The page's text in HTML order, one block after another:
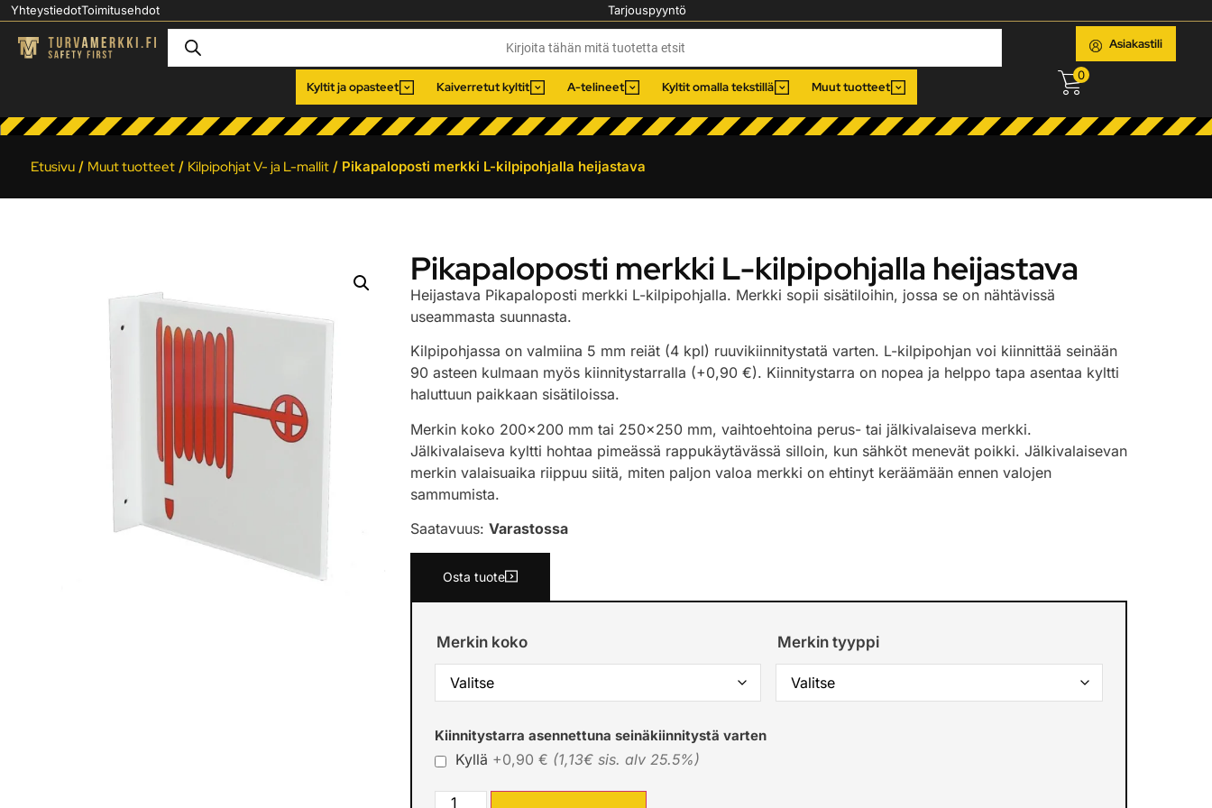
YhteystiedotToimitusehdot Tarjouspyyntö
Kyltit ja opasteet Kaiverretut kyltit A-telineet Kyltit omalla tekstillä Muut tuotteet
Asiakastili
0
Etusivu/ Muut tuotteet/ Kilpipohjat V- ja L-mallit/ Pikapaloposti merkki L-kilpipohjalla heijastava
Pikapaloposti merkki L-kilpipohjalla heijastava
Heijastava Pikapaloposti merkki L-kilpipohjalla. Merkki sopii sisätiloihin, jossa se on nähtävissä
useammasta suunnasta.
Kilpipohjassa on valmiina 5 mm reiät (4 kpl) ruuvikiinnitystatä varten. L-kilpipohjan voi kiinnittää seinään
90 asteen kulmaan myös kiinnitystarralla (+0,90 €). Kiinnitystarra on nopea ja helppo tapa asentaa kyltti
haluttuun paikkaan sisätiloissa.
Merkin koko 200×200 mm tai 250×250 mm, vaihtoehtoina perus- tai jälkivalaiseva merkki.
Jälkivalaiseva kyltti hohtaa pimeässä rappukäytävässä silloin, kun sähköt menevät poikki. Jälkivalaisevan
merkin valaisuaika riippuu siitä, miten paljon valoa merkki on ehtinyt keräämään ennen valojen
sammumista.
Saatavuus: Varastossa
Osta tuote
Merkin koko Merkin tyyppi
Kiinnitystarra asennettuna seinäkiinnitystä varten
Kyllä +0,90 € (1,13€ sis. alv 25.5%)